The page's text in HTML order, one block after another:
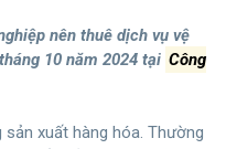
nên thuê dịch vụ vệ
10 năm 2024 tại Công
xuất hàng hóa. Thường